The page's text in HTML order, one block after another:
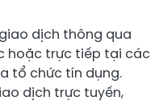
dịch thông qua
hoặc trực tiếp tại các
tổ chức tín dụng.
dịch trực tuyến,